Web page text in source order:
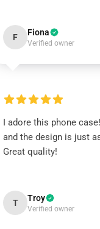
F Fiona
Verified owner
I adore this phone
and the design is just
Great quality!
T Troy
Verified owner